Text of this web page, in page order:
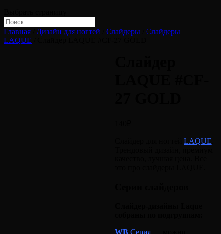
Главная Дизайн для ногтей Слайдеры
Слайдеры
LAQUE
LAQUE
WBСерия— можно